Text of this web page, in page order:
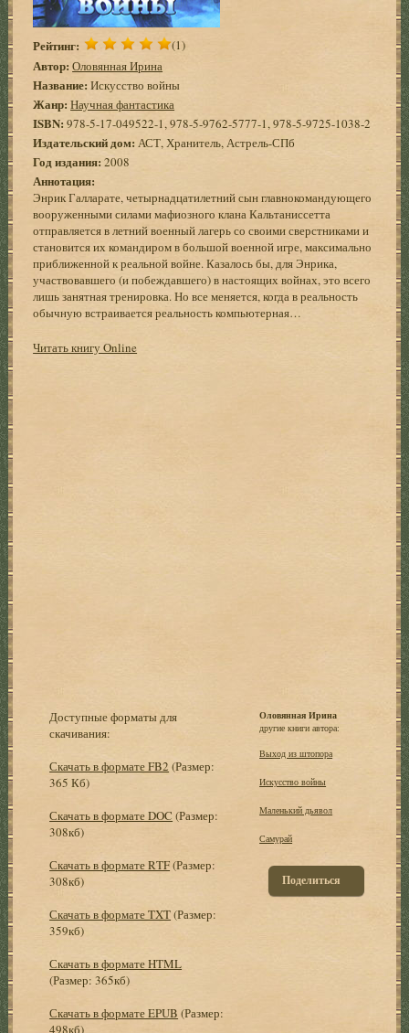
Рейтинг: (1)
Автор: Оловянная Ирина
Название: Искусство войны
Жанр: Научная фантастика
ISBN: 978-5-17-049522-1, 978-5-9762-5777-1, 978-5-9725-1038-2
Издательский дом: АСТ, Хранитель, Астрель-СПб
Год издания: 2008
Аннотация:
Энрик Галларате, четырнадцатилетний сын главнокомандующего
вооруженными силами мафиозного клана Кальтаниссетта
отправляется в летний военный лагерь со своими сверстниками и
становится их командиром в большой военной игре, максимально
приближенной к реальной войне. Казалось бы, для Энрика,
участвовавшего (и побеждавшего) в настоящих войнах, это всего
лишь занятная тренировка. Но все меняется, когда в реальность
обычную встраивается реальность компьютерная…
Читать книгу Online
Доступные форматы для
скачивания:
Скачать в формате FB2 (Размер:
365 Кб)
Скачать в формате DOC (Размер:
308кб)
Скачать в формате RTF(Размер:
308кб)
Скачать в формате TXT(Размер:
359кб)
Скачать в формате HTML
(Размер: 365кб)
Скачать в формате EPUB (Размер:
498кб)
Оловянная Ирина
другие книги автора:
Выход из штопора
Искусство войны
Маленький дьявол
Самурай
Поделиться